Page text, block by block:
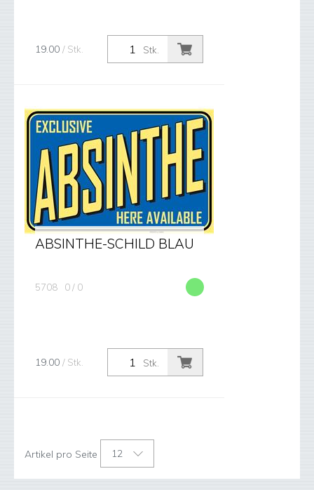
Stk.
19.00 / Stk.
ABSINTHE-SCHILD BLAU
5708 0 / 0
Stk.
19.00 / Stk.
Artikel pro Seite 12